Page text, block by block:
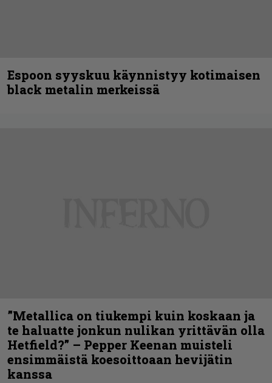
Espoon syyskuu käynnistyy kotimaisen
black metalin merkeissä
”Metallica on tiukempi kuin koskaan ja
te haluatte jonkun nulikan yrittävän olla
Hetfield?” – Pepper Keenan muisteli
ensimmäistä koesoittoaan hevijätin
kanssa